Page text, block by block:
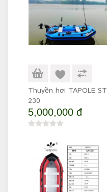
Thuyền hơi TAPOLE ST
230
5,000,000 đ